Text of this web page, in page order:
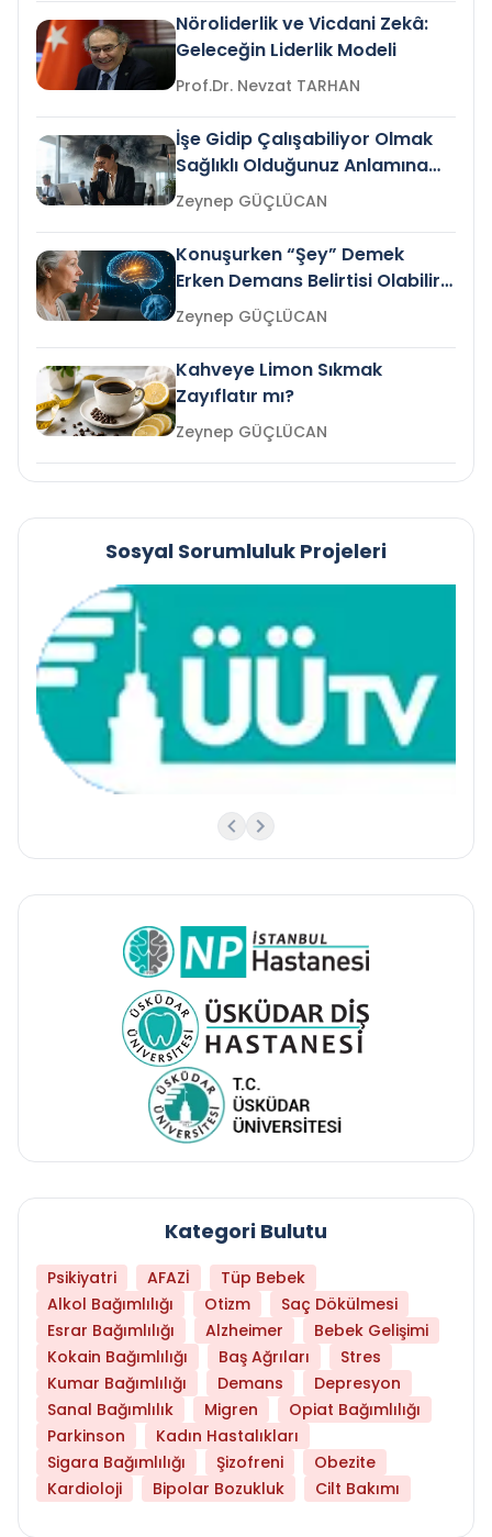
Nöroliderlik ve Vicdani Zekâ:
Geleceğin Liderlik Modeli
Prof.Dr. Nevzat TARHAN
İşe Gidip Çalışabiliyor Olmak
Sağlıklı Olduğunuz Anlamına
Gelir mi?Zeynep GÜÇLÜCAN
Konuşurken “Şey” Demek
Erken Demans Belirtisi Olabilir
mi?
Zeynep GÜÇLÜCAN
Kahveye Limon Sıkmak
Zayıflatır mı?
Zeynep GÜÇLÜCAN
Sosyal Sorumluluk Projeleri
Kategori Bulutu
Psikiyatri AFAZİ
Tüp Bebek
Alkol Bağımlılığı
Otizm
Saç Dökülmesi
Esrar Bağımlılığı
Alzheimer
Bebek Gelişimi
Kokain Bağımlılığı
Baş Ağrıları
Stres
Kumar Bağımlılığı
Demans
Depresyon
Sanal Bağımlılık
Migren
Opiat Bağımlılığı
Parkinson
Kadın Hastalıkları
Sigara Bağımlılığı
Şizofreni
Obezite
Kardioloji
Bipolar Bozukluk Cilt Bakımı